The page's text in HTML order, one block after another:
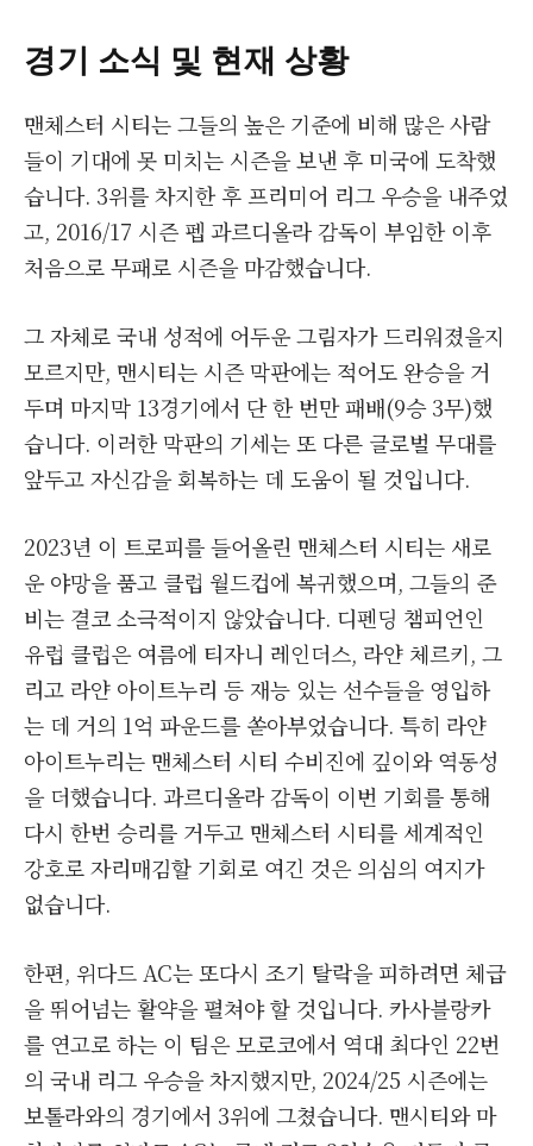
경기 소식 및 현재 상황
맨체스터 시티는 그들의 높은 기준에 비해 많은 사람
들이 기대에 못 미치는 시즌을 보낸 후 미국에 도착했
습니다. 3위를 차지한 후 프리미어 리그 우승을 내주었
고, 2016/17 시즌 펩 과르디올라 감독이 부임한 이후
처음으로 무패로 시즌을 마감했습니다.
그 자체로 국내 성적에 어두운 그림자가 드리워졌을지
모르지만, 맨시티는 시즌 막판에는 적어도 완승을 거
두며 마지막 13경기에서 단 한 번만 패배(9승 3무)했
습니다. 이러한 막판의 기세는 또 다른 글로벌 무대를
앞두고 자신감을 회복하는 데 도움이 될 것입니다.
2023년 이 트로피를 들어올린 맨체스터 시티는 새로
운 야망을 품고 클럽 월드컵에 복귀했으며, 그들의 준
비는 결코 소극적이지 않았습니다. 디펜딩 챔피언인
유럽 클럽은 여름에 티자니 레인더스, 라얀 체르키, 그
리고 라얀 아이트누리 등 재능 있는 선수들을 영입하
는 데 거의 1억 파운드를 쏟아부었습니다. 특히 라얀
아이트누리는 맨체스터 시티 수비진에 깊이와 역동성
을 더했습니다. 과르디올라 감독이 이번 기회를 통해
다시 한번 승리를 거두고 맨체스터 시티를 세계적인
강호로 자리매김할 기회로 여긴 것은 의심의 여지가
없습니다.
한편, 위다드 AC는 또다시 조기 탈락을 피하려면 체급
을 뛰어넘는 활약을 펼쳐야 할 것입니다. 카사블랑카
를 연고로 하는 이 팀은 모로코에서 역대 최다인 22번
의 국내 리그 우승을 차지했지만, 2024/25 시즌에는
보톨라와의 경기에서 3위에 그쳤습니다. 맨시티와 마